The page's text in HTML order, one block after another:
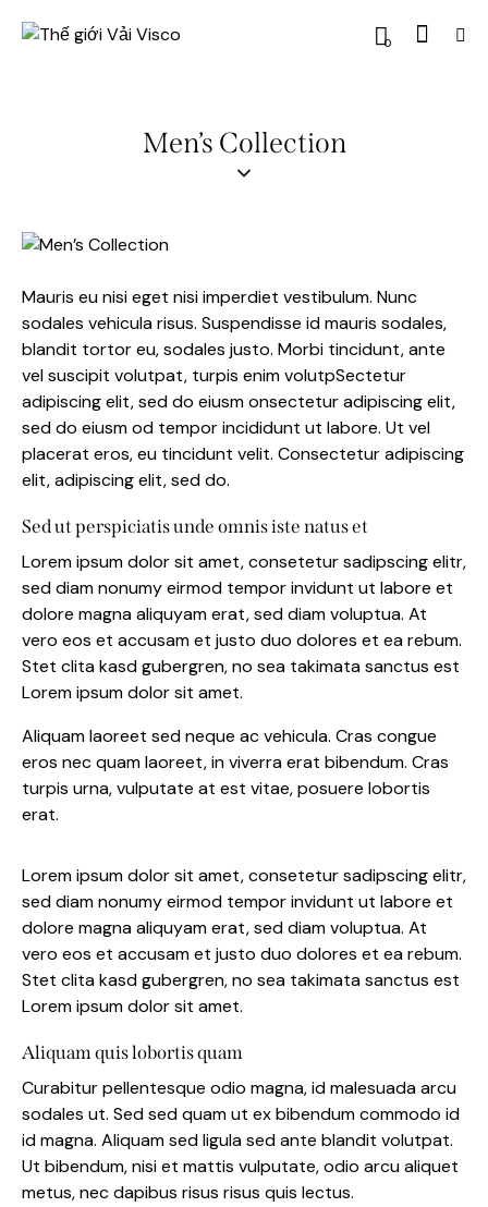
0
Men’s Collection
Mauris eu nisi eget nisi imperdiet vestibulum. Nunc
sodales vehicula risus. Suspendisse id mauris sodales,
blandit tortor eu, sodales justo. Morbi tincidunt, ante
vel suscipit volutpat, turpis enim volutpSectetur
adipiscing elit, sed do eiusm onsectetur adipiscing elit,
sed do eiusm od tempor incididunt ut labore. Ut vel
placerat eros, eu tincidunt velit. Consectetur adipiscing
elit, adipiscing elit, sed do.
Sed ut perspiciatis unde omnis iste natus et
Lorem ipsum dolor sit amet, consetetur sadipscing elitr,
sed diam nonumy eirmod tempor invidunt ut labore et
dolore magna aliquyam erat, sed diam voluptua. At
vero eos et accusam et justo duo dolores et ea rebum.
Stet clita kasd gubergren, no sea takimata sanctus est
Lorem ipsum dolor sit amet.
Aliquam laoreet sed neque ac vehicula. Cras congue
eros nec quam laoreet, in viverra erat bibendum. Cras
turpis urna, vulputate at est vitae, posuere lobortis
erat.
Lorem ipsum dolor sit amet, consetetur sadipscing elitr,
sed diam nonumy eirmod tempor invidunt ut labore et
dolore magna aliquyam erat, sed diam voluptua. At
vero eos et accusam et justo duo dolores et ea rebum.
Stet clita kasd gubergren, no sea takimata sanctus est
Lorem ipsum dolor sit amet.
Aliquam quis lobortis quam
Curabitur pellentesque odio magna, id malesuada arcu
sodales ut. Sed sed quam ut ex bibendum commodo id
id magna. Aliquam sed ligula sed ante blandit volutpat.
Ut bibendum, nisi et mattis vulputate, odio arcu aliquet
metus, nec dapibus risus risus quis lectus.